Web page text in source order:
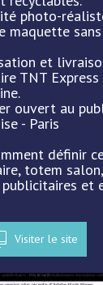
photo-
maquette sans
et
TNT
ouvert au
- Paris
définir
totem
publicitaires et
Visiter le site